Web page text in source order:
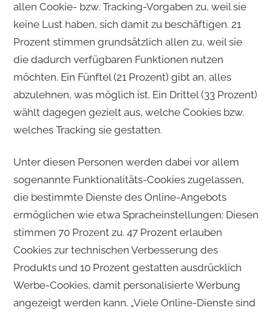
allen Cookie- bzw. Tracking-Vorgaben zu, weil sie
keine Lust haben, sich damit zu beschäftigen. 21
Prozent stimmen grundsätzlich allen zu, weil sie
die dadurch verfügbaren Funktionen nutzen
möchten. Ein Fünftel (21 Prozent) gibt an, alles
abzulehnen, was möglich ist. Ein Drittel (33 Prozent)
wählt dagegen gezielt aus, welche Cookies bzw.
welches Tracking sie gestatten.
Unter diesen Personen werden dabei vor allem
sogenannte Funktionalitäts-Cookies zugelassen,
die bestimmte Dienste des Online-Angebots
ermöglichen wie etwa Spracheinstellungen: Diesen
stimmen 70 Prozent zu. 47 Prozent erlauben
Cookies zur technischen Verbesserung des
Produkts und 10 Prozent gestatten ausdrücklich
Werbe-Cookies, damit personalisierte Werbung
angezeigt werden kann. „Viele Online-Dienste sind